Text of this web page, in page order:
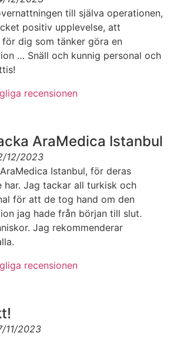
till själva operationen,
positiv upplevelse, att
för dig som tänker göra en
… Snäll och kunnig personal och
recensionen
AraMedica Istanbul
12/2023
Istanbul, för deras
har. Jag tackar all turkisk och
för att de tog hand om den
jag hade från början till slut.
Jag rekommenderar
recensionen
11/2023